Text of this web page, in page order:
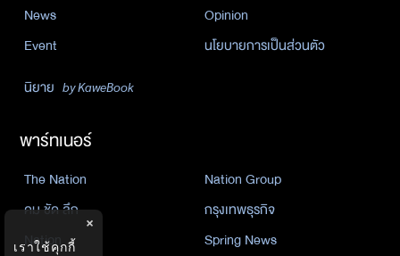
News
Opinion
Event
นโยบายการเป็นส่วนตัว
นิยาย by KaweBook
พาร์ทเนอร์
The Nation
Nation Group
คม ชัด ลึก
กรุงเทพธุรกิจ
Nation
Spring News
×
เราใช้คุกกี้